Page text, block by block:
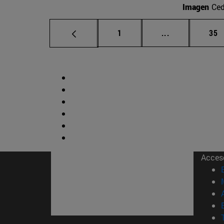
Imagen
Página
1 ... Páginas 35